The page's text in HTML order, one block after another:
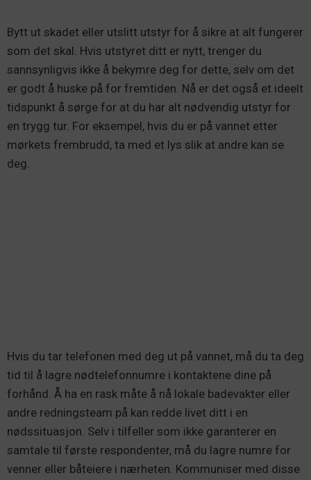
Bytt ut skadet eller utslitt utstyr for å sikre at alt fungerer
som det skal. Hvis utstyret ditt er nytt, trenger du
sannsynligvis ikke å bekymre deg for dette, selv om det
er godt å huske på for fremtiden. Nå er det også et ideelt
tidspunkt å sørge for at du har alt nødvendig utstyr for
en trygg tur. For eksempel, hvis du er på vannet etter
mørkets frembrudd, ta med et lys slik at andre kan se
deg.
Hvis du tar telefonen med deg ut på vannet, må du ta deg
tid til å lagre nødtelefonnumre i kontaktene dine på
forhånd. Å ha en rask måte å nå lokale badevakter eller
andre redningsteam på kan redde livet ditt i en
nødssituasjon. Selv i tilfeller som ikke garanterer en
samtale til første respondenter, må du lagre numre for
venner eller båteiere i nærheten. Kommuniser med disse